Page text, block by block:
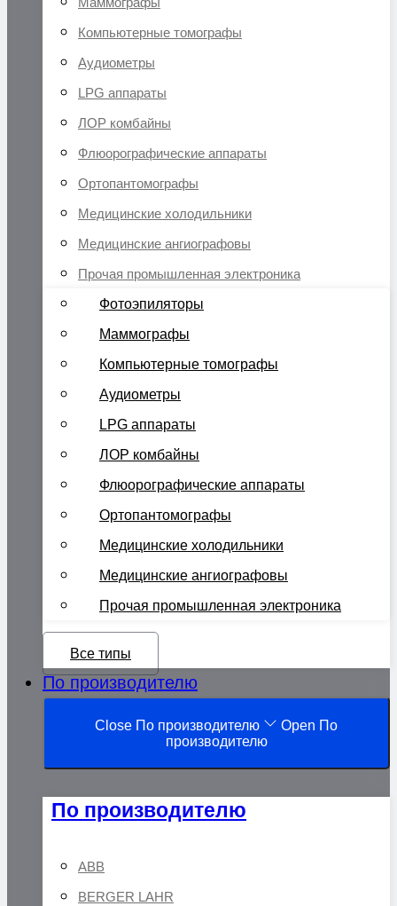
Компьютерные томографы
Аудиометры
LPG аппараты
ЛОР комбайны
Флюорографические аппараты
Ортопантомографы
Медицинские холодильники
Медицинские ангиографовы
Прочая промышленная электроника
Фотоэпиляторы
Маммографы
Компьютерные томографы
Аудиометры
LPG аппараты
ЛОР комбайны
Флюорографические аппараты
Ортопантомографы
Медицинские холодильники
Медицинские ангиографовы
Прочая промышленная электроника
Все типы
По производителю
Close По производителю
Open По
производителю
По производителю
ABB
BERGER LAHR